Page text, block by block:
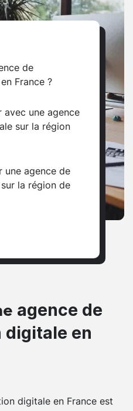
de
France ?
une agence
sur la région
une agence de
la région de
agence de
en
digitale en France est